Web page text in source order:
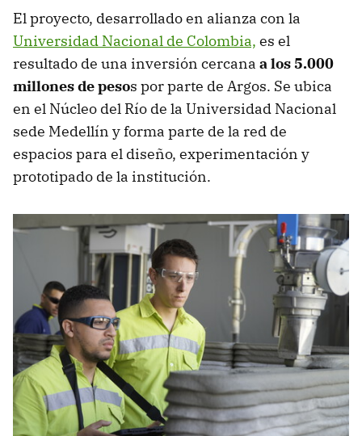
El proyecto, desarrollado en alianza con la
Universidad Nacional de Colombia, es el
resultado de una inversión cercana a los 5.000
millones de pesos por parte de Argos. Se ubica
en el Núcleo del Río de la Universidad Nacional
sede Medellín y forma parte de la red de
espacios para el diseño, experimentación y
prototipado de la institución.